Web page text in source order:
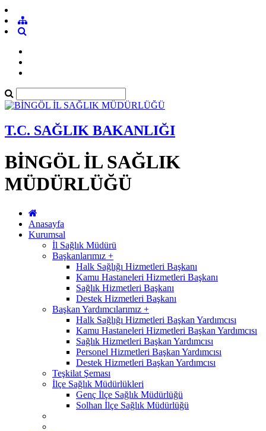
T.C. SAĞLIK BAKANLIĞI
BİNGÖL İL SAĞLIK
MÜDÜRLÜĞÜ
Anasayfa
Kurumsal
İl Sağlık Müdürü
Başkanlarımız +
Halk Sağlığı Hizmetleri Başkanı
Kamu Hastaneleri Hizmetleri Başkanı
Sağlık Hizmetleri Başkanı
Destek Hizmetleri Başkanı
Başkan Yardımcılarımız +
Halk Sağlığı Hizmetleri Başkan Yardımcısı
Kamu Hastaneleri Hizmetleri Başkan Yardımcısı
Sağlık Hizmetleri Başkan Yardımcısı
Personel Hizmetleri Başkan Yardımcısı
Destek Hizmetleri Başkan Yardımcısı
Teşkilat Şeması
İlçe Sağlık Müdürlükleri
Genç İlçe Sağlık Müdürlüğü
Solhan İlçe Sağlık Müdürlüğü